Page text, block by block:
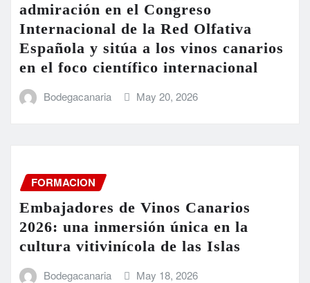
admiración en el Congreso
Internacional de la Red Olfativa
Española y sitúa a los vinos canarios
en el foco científico internacional
Bodegacanaria May 20, 2026
FORMACION
Embajadores de Vinos Canarios
2026: una inmersión única en la
cultura vitivinícola de las Islas
Bodegacanaria May 18, 2026